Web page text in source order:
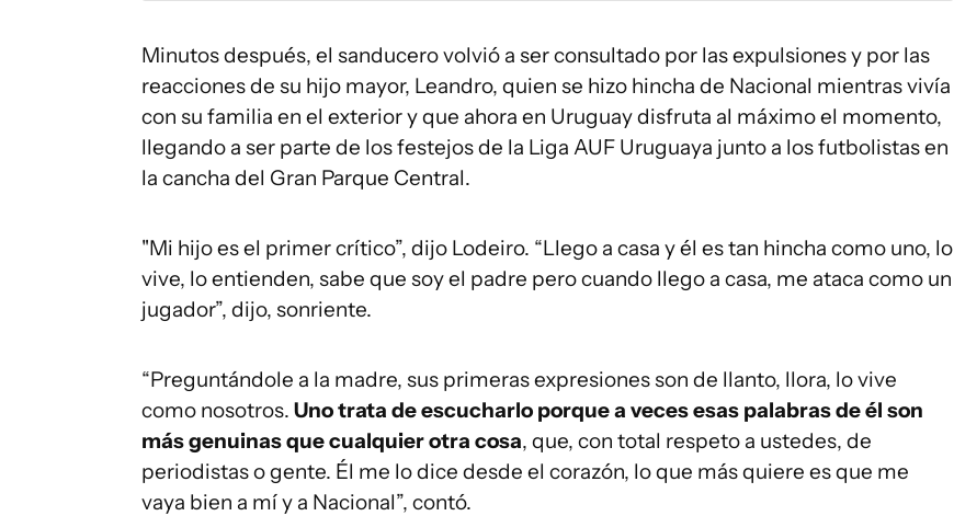
Minutos después, el sanducero volvió a ser consultado por las expulsiones y por las
reacciones de su hijo mayor, Leandro, quien se hizo hincha de Nacional mientras vivía
con su familia en el exterior y que ahora en Uruguay disfruta al máximo el momento,
llegando a ser parte de los festejos de la Liga AUF Uruguaya junto a los futbolistas en
la cancha del Gran Parque Central.
"Mi hijo es el primer crítico”, dijo Lodeiro. “Llego a casa y él es tan hincha como uno, lo
vive, lo entienden, sabe que soy el padre pero cuando llego a casa, me ataca como un
jugador”, dijo, sonriente.
“Preguntándole a la madre, sus primeras expresiones son de llanto, llora, lo vive
como nosotros. Uno trata de escucharlo porque a veces esas palabras de él son
más genuinas que cualquier otra cosa, que, con total respeto a ustedes, de
periodistas o gente. Él me lo dice desde el corazón, lo que más quiere es que me
vaya bien a mí y a Nacional”, contó.